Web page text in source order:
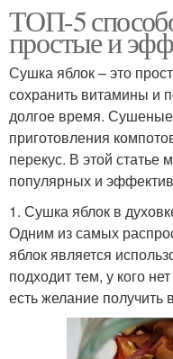
ТОП-5
простые и
Сушка яблок – это
сохранить витамины и
долгое время.
приготовления
перекус. В этой
популярных и
1. Сушка яблок в
Одним из самых
яблок является
подходит тем, у кого
есть желание